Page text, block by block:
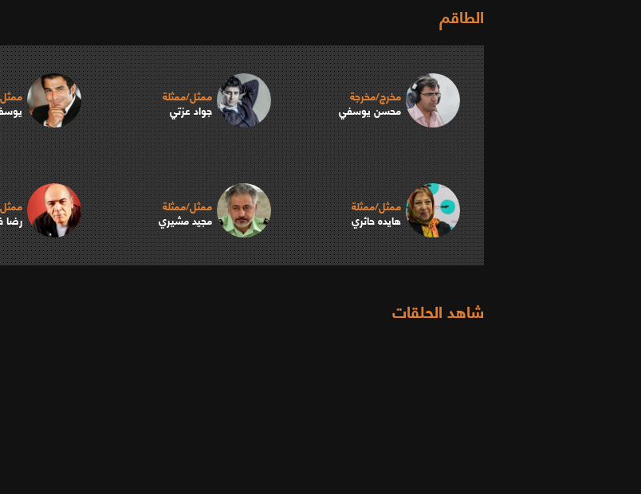
الطاقم
مخرج/مخرجة
محسن يوسفي
ممثل/ممثلة
جواد عزتي
ممثل/ممثلة
هايده حائري
ممثل/ممثلة
مجید مشيري رضا
شاهد الحلقات